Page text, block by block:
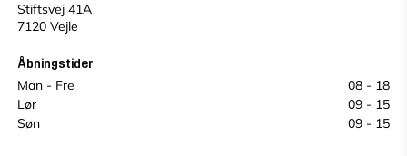
Stiftsvej 41A
7120 Vejle
Åbningstider
Man - Fre
08 - 18
Lør
09 - 15
Søn
09 - 15
m2
Antal
pakke